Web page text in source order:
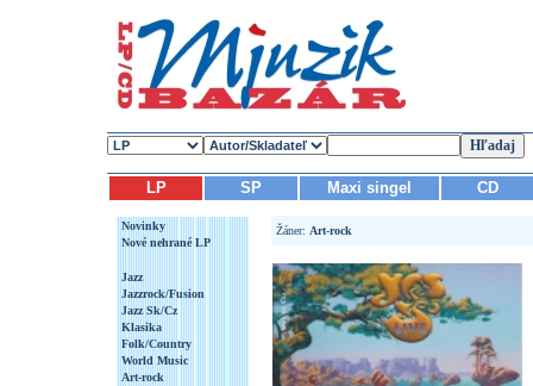
LP SP Maxi singel CD
Novinky
Nové nehrané LP
Jazz
Jazzrock/Fusion
Jazz Sk/Cz
Klasika
Folk/Country
World Music
Art-rock
Žáner: Art-rock